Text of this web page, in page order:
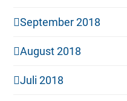
September 2018
August 2018
Juli 2018